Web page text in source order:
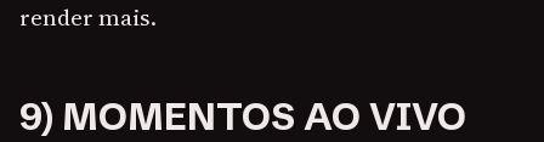
render mais.
9) MOMENTOS AO VIVO